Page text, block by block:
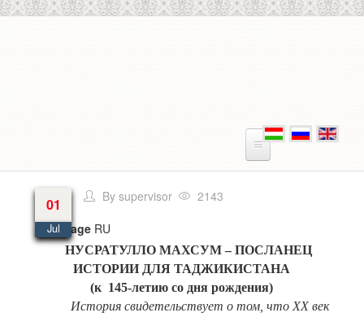
01
Jul
Bysupervisor
2143
Language RU
НУСРАТУЛЛО МАХСУМ – ПОСЛАНЕЦ
ИСТОРИИ ДЛЯ ТАДЖИКИСТАНА
(к 145-летию со дня рождения)
История свидетельствует о том, что ХХ век